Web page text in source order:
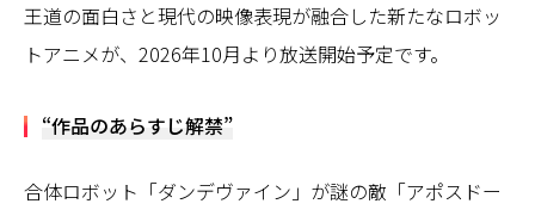
王道の面白さと現代の映像表現が融合した新たなロボッ
トアニメが、2026年10月より放送開始予定です。
“作品のあらすじ解禁”
合体ロボット「ダンデヴァイン」が謎の敵「アポスドー